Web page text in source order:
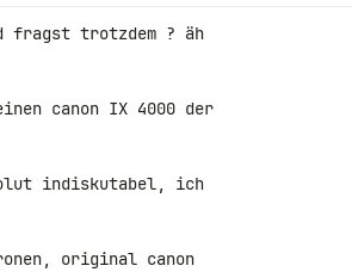
fragst trotzdem ? äh
canon IX 4000 der
indiskutabel, ich
original canon